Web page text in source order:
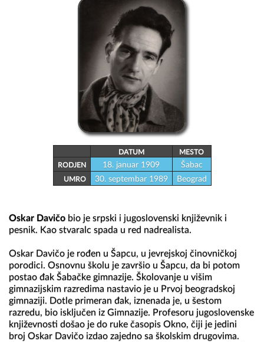
DATUM
MESTO
RODJEN
18. januar 1909 Šabac
UMRO 30. septembar 1989 Beograd
Oskar Davičo bio je srpski i jugoslovenski književnik i
pesnik. Kao stvaralc spada u red nadrealista.
Oskar Davičo je rođen u Šapcu, u jevrejskoj činovničkoj
porodici. Osnovnu školu je završio u Šapcu, da bi potom
postao đak Šabačke gimnazije. Školovanje u višim
gimnazijskim razredima nastavio je u Prvoj beogradskoj
gimnaziji. Dotle primeran đak, iznenada je, u šestom
razredu, bio isključen iz Gimnazije. Profesoru jugoslovenske
književnosti došao je do ruke časopis Okno, čiji je jedini
broj Oskar Davičo izdao zajedno sa školskim drugovima.